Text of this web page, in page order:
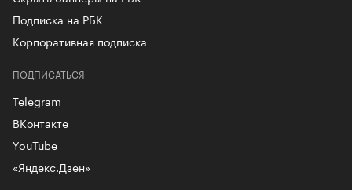
Подписка на РБК
Корпоративная подписка
ПОДПИСАТЬСЯ
Telegram
ВКонтакте
YouTube
«Яндекс.Дзен»